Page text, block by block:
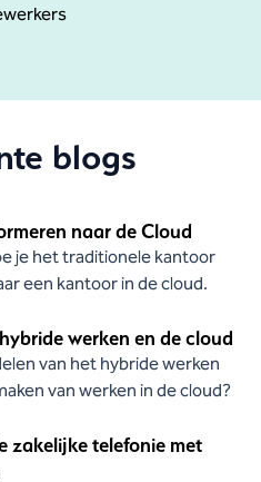
blogs
naar de Cloud
je het traditionele kantoor
een kantoor in de cloud.
werken en de cloud
van het hybride werken
van werken in de cloud?
zakelijke telefonie met